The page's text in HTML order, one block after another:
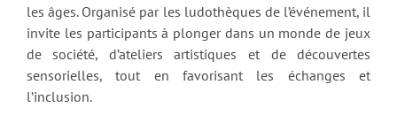
les âges. Organisé par les ludothèques de l’événement, il
invite les participants à plonger dans un monde de jeux
de société, d’ateliers artistiques et de découvertes
sensorielles, tout en favorisant les échanges et
l’inclusion.